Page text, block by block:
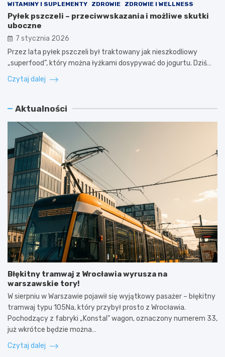
WITAMINY I SUPLEMENTY
ZDROWIE ZDROWIE I WELLNESS
Pyłek pszczeli – przeciwwskazania i możliwe skutki
uboczne
7 stycznia 2026
Przez lata pyłek pszczeli był traktowany jak nieszkodliowy
„superfood”, który można łyżkami dosypywać do jogurtu. Dziś…
Czytaj dalej
Aktualności
Błękitny tramwaj z Wrocławia wyrusza na
warszawskie tory!
W sierpniu w Warszawie pojawił się wyjątkowy pasażer – błękitny
tramwaj typu 105Na, który przybył prosto z Wrocławia.
Pochodzący z fabryki „Konstal” wagon, oznaczony numerem 33,
już wkrótce będzie można…
Czytaj dalej